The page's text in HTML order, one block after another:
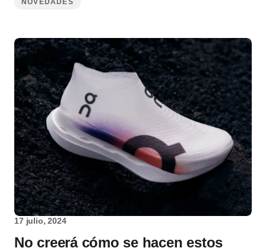
NOVEDADES
17 julio, 2024
No creerá cómo se hacen estos